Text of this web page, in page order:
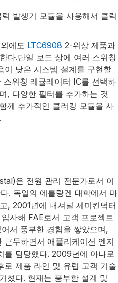
발생기 모듈을 사용해서 클럭
에도 LTC6908 2-위상 제품과
다.단일 보드 상에 여러 스위칭
이 낮은 시스템 설계를 구현할
위칭 레귤레이터 IC를 선택하
, 다양한 필터를 추가하는 것
께 추가적인 클러킹 모듈을 사
은 전원 관리 전문가로서 이
. 독일의 에를랑겐 대학에서 마
, 2001년에 내셔널 세미컨덕터
사해 FAE로서 고객 프로젝트
서 풍부한 경험을 쌓았으며,
무하면서 애플리케이션 엔지
를 담당했다. 2009년에 아나로
로 제품 라인 및 유럽 고객 기술
쳤다. 현재는 풍부한 설계 및